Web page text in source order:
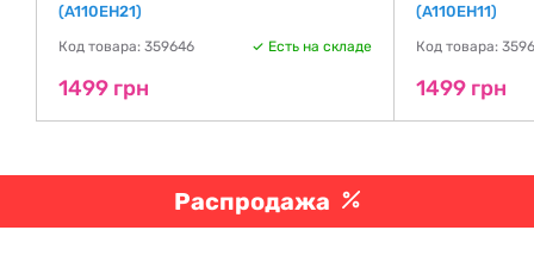
(A110EH21)
Код товара: 359646 Есть на складе
1499 грн
(A110EH11)
Код товара:
1499 грн
Распродажа